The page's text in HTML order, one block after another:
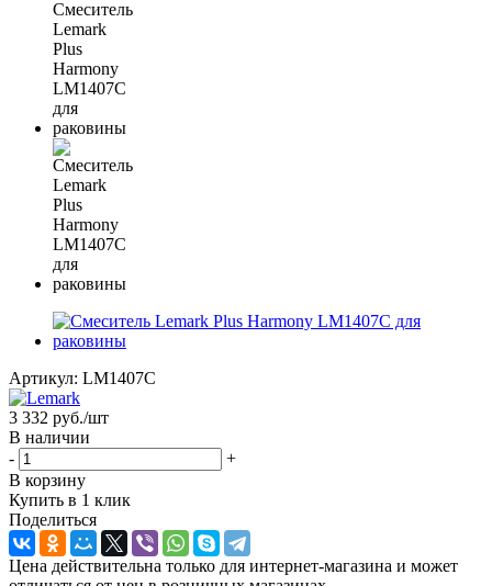
Артикул: LM1407C
3 332 руб./шт
В наличии
-
+
В корзину
Купить в 1 клик
Поделиться
Цена действительна только для интернет-магазина и может